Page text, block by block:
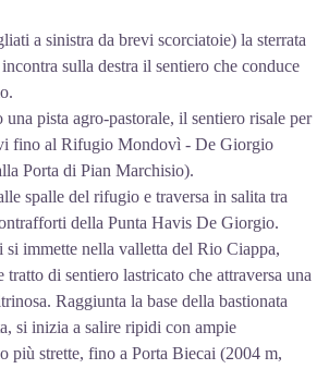
a sinistra da brevi scorciatoie) la sterrata
sulla destra il sentiero che conduce
pista agro-pastorale, il sentiero risale per
fino al Rifugio Mondovì - De Giorgio
Porta di Pian Marchisio).
spalle del rifugio e traversa in salita tra
della Punta Havis De Giorgio.
immette nella valletta del Rio Ciappa,
di sentiero lastricato che attraversa una
Raggiunta la base della bastionata
si inizia a salire ripidi con ampie
più strette, fino a Porta Biecai (2004 m,